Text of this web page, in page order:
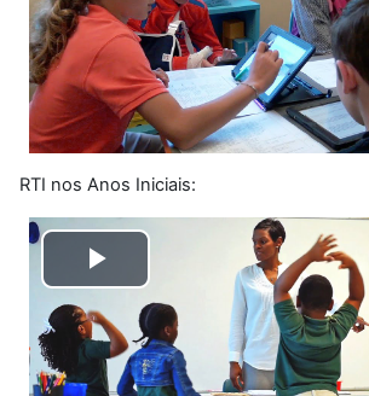
RTI nos Anos Iniciais:
Tocar
Vídeo